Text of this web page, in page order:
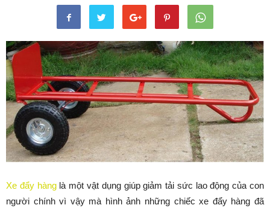
Xe đẩy hànglà một vật dụng giúp giảm tải sức lao động của con
người chính vì vậy mà hình ảnh những chiếc xe đẩy hàng đã